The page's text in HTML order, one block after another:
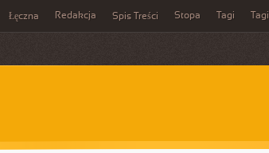
Łęczna Redakcja Spis Treści Stopa Tagi Tagi